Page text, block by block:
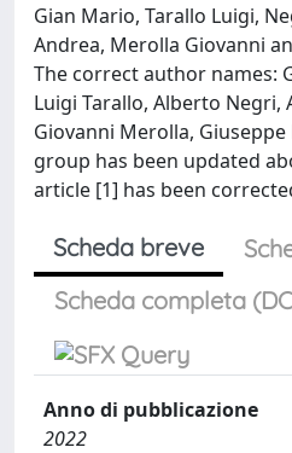
Gian Mario, Tarallo Luigi,
Andrea, Merolla Giovanni
The correct author names:
Luigi Tarallo, Alberto Negri,
Giovanni Merolla,
group has been updated
article [1] has been
Scheda breve
Scheda completa
Anno di pubblicazione
2022